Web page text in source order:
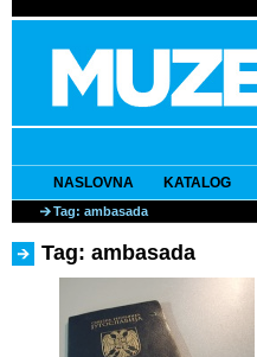
NASLOVNA KATALOG
Tag: ambasada
Tag: ambasada